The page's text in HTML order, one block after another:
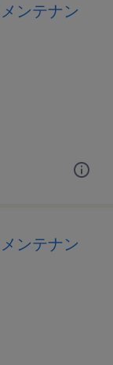
ンテナン
ンテナン